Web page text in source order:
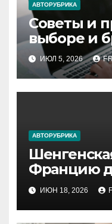
АВТОРУБРИКА
Советы и
выборе и
ИЮЛ 5, 2026
АВТОРУБРИКА
Францию
2026 году:
список
ИЮН 18, 2026